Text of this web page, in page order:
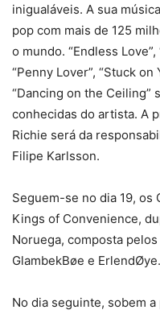
inigualáveis. A sua
pop com mais de 125
o mundo. “Endless Love”,
“Penny Lover”, “Stuck on
“Dancing on the Ceiling”
conhecidas do artista. A
Richie será da
Filipe Karlsson.
Seguem-se no dia 19, os
Kings of Convenience,
Noruega, composta
GlambekBøe e ErlendØye.
No dia seguinte, sobem